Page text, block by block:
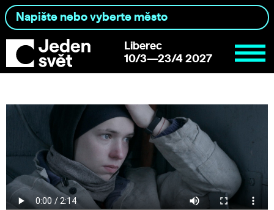
Liberec
10/3—23/4 2027